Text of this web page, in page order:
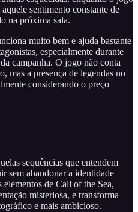
sentimento constante de
na próxima sala.
muito bem e ajuda bastante
especialmente durante
campanha. O jogo não conta
mas a presença de legendas no
considerando o preço
sequências que entendem
sem abandonar a identidade
de Call of the Sea,
misteriosa, e transforma
e mais ambicioso.